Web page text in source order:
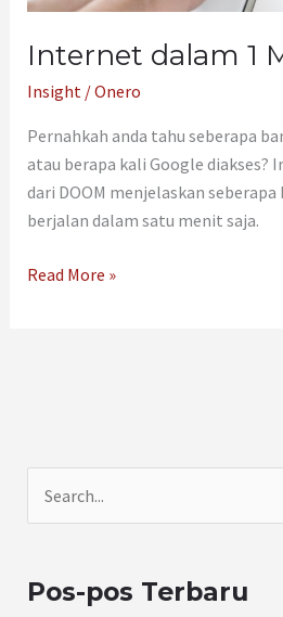
Internet dalam 1
Insight /Onero
Pernahkah anda tahu seberapa
atau berapa kali Google diakses?
dari DOOM menjelaskan
berjalan dalam satu menit saja.
Read More »
iPos-pos Terbaru